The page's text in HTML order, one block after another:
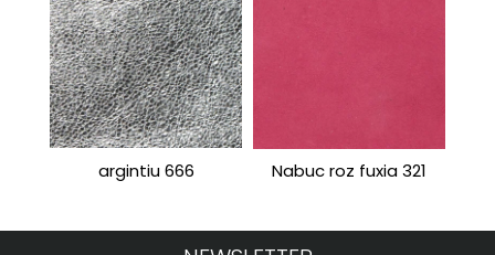
argintiu 666 Nabuc roz fuxia 321